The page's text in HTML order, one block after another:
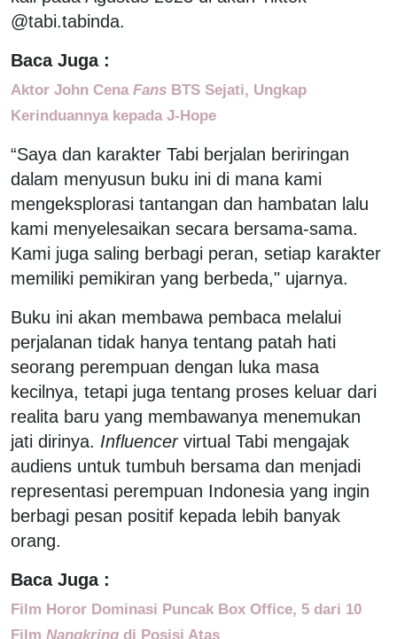
@tabi.tabinda.
Baca Juga :
Aktor John Cena Fans BTS Sejati, Ungkap
Kerinduannya kepada J-Hope
“Saya dan karakter Tabi berjalan beriringan
dalam menyusun buku ini di mana kami
mengeksplorasi tantangan dan hambatan lalu
kami menyelesaikan secara bersama-sama.
Kami juga saling berbagi peran, setiap karakter
memiliki pemikiran yang berbeda," ujarnya.
Buku ini akan membawa pembaca melalui
perjalanan tidak hanya tentang patah hati
seorang perempuan dengan luka masa
kecilnya, tetapi juga tentang proses keluar dari
realita baru yang membawanya menemukan
jati dirinya. Influencervirtual Tabi mengajak
audiens untuk tumbuh bersama dan menjadi
representasi perempuan Indonesia yang ingin
berbagi pesan positif kepada lebih banyak
orang.
Baca Juga :
Film Horor Dominasi Puncak Box Office, 5 dari 10
Film Nangkring di Posisi Atas